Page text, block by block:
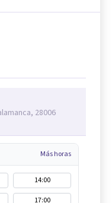
28006
Más horas
14:00
17:00